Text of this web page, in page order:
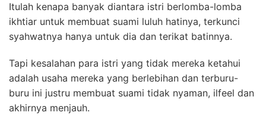
Itulah kenapa banyak diantara istri berlomba-lomba
ikhtiar untuk membuat suami luluh hatinya, terkunci
syahwatnya hanya untuk dia dan terikat batinnya.
Tapi kesalahan para istri yang tidak mereka ketahui
adalah usaha mereka yang berlebihan dan terburu-
buru ini justru membuat suami tidak nyaman, ilfeel dan
akhirnya menjauh.